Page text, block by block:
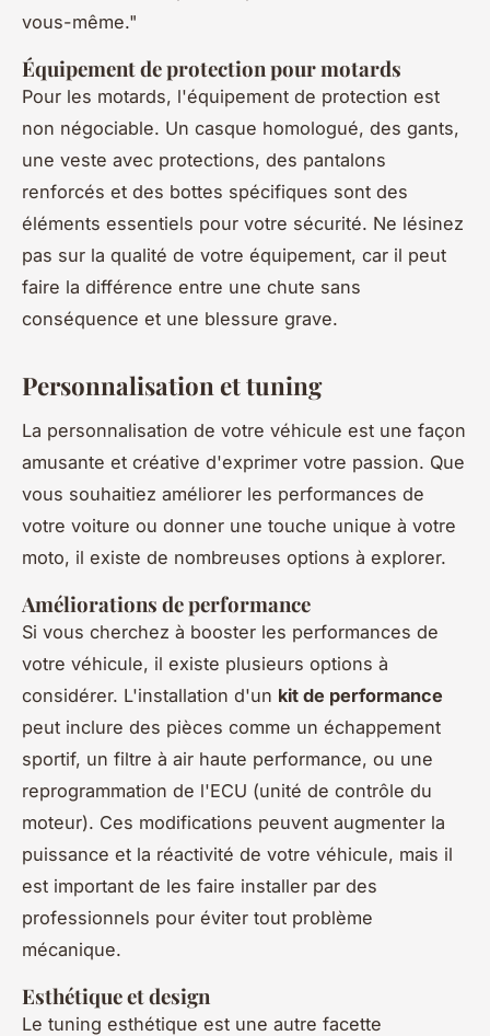
vous-même."
Équipement de protection pour motards
Pour les motards, l'équipement de protection est
non négociable. Un casque homologué, des gants,
une veste avec protections, des pantalons
renforcés et des bottes spécifiques sont des
éléments essentiels pour votre sécurité. Ne lésinez
pas sur la qualité de votre équipement, car il peut
faire la différence entre une chute sans
conséquence et une blessure grave.
Personnalisation et tuning
La personnalisation de votre véhicule est une façon
amusante et créative d'exprimer votre passion. Que
vous souhaitiez améliorer les performances de
votre voiture ou donner une touche unique à votre
moto, il existe de nombreuses options à explorer.
Améliorations de performance
Si vous cherchez à booster les performances de
votre véhicule, il existe plusieurs options à
considérer. L'installation d'un kit de performance
peut inclure des pièces comme un échappement
sportif, un filtre à air haute performance, ou une
reprogrammation de l'ECU (unité de contrôle du
moteur). Ces modifications peuvent augmenter la
puissance et la réactivité de votre véhicule, mais il
est important de les faire installer par des
professionnels pour éviter tout problème
mécanique.
Esthétique et design
Le tuning esthétique est une autre facette